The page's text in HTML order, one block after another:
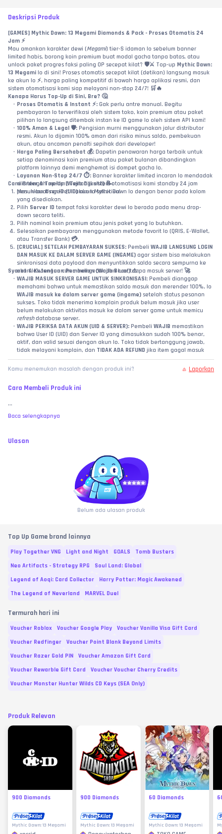
Deskripsi Produk
[GAMES] Mythic Dawn: 13 Megami Diamonds & Pack - Proses Otomatis 24
Jam ⚡
Mau amankan karakter dewi (Megami) tier-S idaman lo sebelum banner
limited habis, borong koin premium buat modal gacha tanpa batas, atau
unlock paket progres faksi paling OP secepat kilat? 🛡️⚔️ Top-up Mythic Dawn:
13 Megami lo di sini! Proses otomatis secepat kilat (detikan) langsung masuk
ke akun lo ⚡, harga paling kompetitif di bawah harga aplikasi resmi, dan
sistem otomatisasi kami siap melayani non-stop 24/7! 🛒🔥
Kenapa Harus Top-Up di Sini, Bre? 🤔
Proses Otomatis & Instant ⚡: Gak perlu antre manual. Begitu
pembayaran lo terverifikasi oleh sistem toko, koin premium atau paket
pilihan lo langsung ditembak instan ke ID game lo oleh sistem API kami!
100% Aman & Legal 🛡️: Pengisian murni menggunakan jalur distributor
resmi. Akun lo dijamin 100% aman dari risiko minus saldo, pembekuan
akun, atau ancaman penalti sepihak dari developer!
Harga Paling Bersahabat 💰: Dapetin penawaran harga terbaik untuk
setiap denominasi koin premium atau paket bulanan dibandingkan
platform lainnya demi menghemat isi dompet gacha lo.
Layanan Non-Stop 24/7 ⏱️: Banner karakter limited incaran lo mendadak
rilis tengah malam? Tenang, sistem otomatisasi kami standby 24 jam
penuh buat nge-refill akun lo seketika!
Cara Order & Top-Up (Wajib Diikuti!) 📝:
Masukkan User ID (UID) akun Mythic Dawn lo dengan benar pada kolom
yang disediakan.
Pilih Server ID tempat faksi karakter dewi lo berada pada menu drop-
down secara teliti.
Pilih nominal koin premium atau jenis paket yang lo butuhkan.
Selesaikan pembayaran menggunakan metode favorit lo (QRIS, E-Wallet,
atau Transfer Bank) 💳.
[CRUCIAL] SETELAH PEMBAYARAN SUKSES: Pembeli WAJIB LANGSUNG LOGIN
DAN MASUK KE DALAM SERVER GAME (INGAME) agar sistem bisa melakukan
sinkronisasi data payload dan menyuntikkan saldo secara sempurna ke
akun lo! Jangan cuma mengecek dari luar tanpa masuk server! 🚀
Syarat & Ketentuan Pembelian (Wajib Baca!) ⚠️:
WAJIB MASUK SERVER GAME UNTUK SINKRONISASI: Pembeli dianggap
WAJIB masuk ke dalam server game (ingame) setelah status pesanan
sukses. Toko tidak menerima komplain produk belum masuk jika user
refresh database server.
WAJIB PERIKSA DATA AKUN (UID & SERVER): Pembeli WAJIB memastikan
bahwa User ID (UID) dan Server ID yang dimasukkan sudah 100% benar,
aktif, dan valid sesuai dengan akun lo. Toko tidak bertanggung jawab,
tidak melayani komplain, dan TIDAK ADA REFUND jika item gagal masuk
atau salah kirim ke akun lain akibat kelalaian pembeli dalam menginput
data!
Jika sistem kami sudah mengeluarkan status
kewajiban toko kami dinyatakan selesai 100%. Saldo/paket dipastikan
item belum bertambah, pembeli wajib melampirkan video tanpa potong
investigasi.
pembayaran di toko ini, pembeli dianggap telah membaca, memahami,
seluruh syarat, ketentuan, serta batas garansi yang
berlaku di atas. No refund atas kesalahan murni user, bre! 🧐
Kamu menemukan masalah dengan produk ini? Laporkan
Cara Membeli Produk ini
...
Baca selengkapnya
Ulasan
Belum ada ulasan produk
Top Up Game brand lainnya
Play Together VNG Light and Night GOALS
Tomb Busters
Neo Artifacts - Strategy RPG
Soul Land: Global
Legend of Aoqi: Card Collector
Harry Potter: Magic Awakened
The Legend of Neverland
MARVEL Duel
Termurah hari ini
Voucher Roblox Voucher Google Play
Voucher Vanilla Visa Gift Card
Voucher Redfinger
Voucher Point Blank Beyond Limits
Voucher Razer Gold PIN
Voucher Amazon Gift Card
Voucher Rewarble Gift Card
Voucher Voucher Cherry Credits
Voucher Monster Hunter Wilds CD Keys (SEA Only)
Produk Relevan
900 Diamonds
Mythic Dawn: 13 Megami
900 Diamonds
Mythic Dawn: 13 Megami
60 Diamonds
Mythic Dawn: 13 Megami